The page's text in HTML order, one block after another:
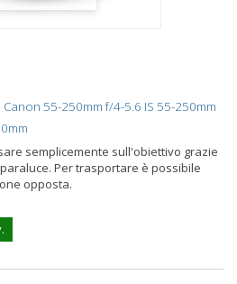
55-250mm f/4-5.6 IS 55-250mm
semplicemente sull'obiettivo grazie
Per trasportare è possibile
opposta.